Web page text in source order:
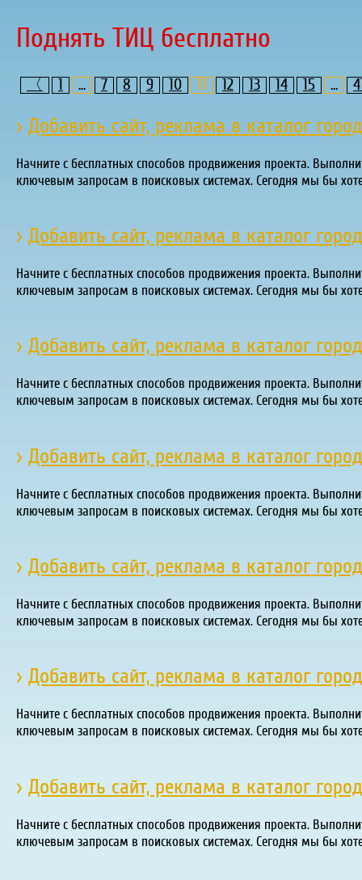
Поднять ТИЦ бесплатно
〈 1 ... 7 8 9 10 11 12 13 14 15 ...
› Добавить сайт, реклама в каталог
Начните с бесплатных способов продвижения проекта.
ключевым запросам в поисковых системах. Сегодня мы бы
› Добавить сайт, реклама в каталог
Начните с бесплатных способов продвижения проекта.
ключевым запросам в поисковых системах. Сегодня мы бы
› Добавить сайт, реклама в каталог
Начните с бесплатных способов продвижения проекта.
ключевым запросам в поисковых системах. Сегодня мы бы
› Добавить сайт, реклама в каталог
Начните с бесплатных способов продвижения проекта.
ключевым запросам в поисковых системах. Сегодня мы бы
› Добавить сайт, реклама в каталог
Начните с бесплатных способов продвижения проекта.
ключевым запросам в поисковых системах. Сегодня мы бы
› Добавить сайт, реклама в каталог
Начните с бесплатных способов продвижения проекта.
ключевым запросам в поисковых системах. Сегодня мы бы
› Добавить сайт, реклама в каталог
Начните с бесплатных способов продвижения проекта.
ключевым запросам в поисковых системах. Сегодня мы бы